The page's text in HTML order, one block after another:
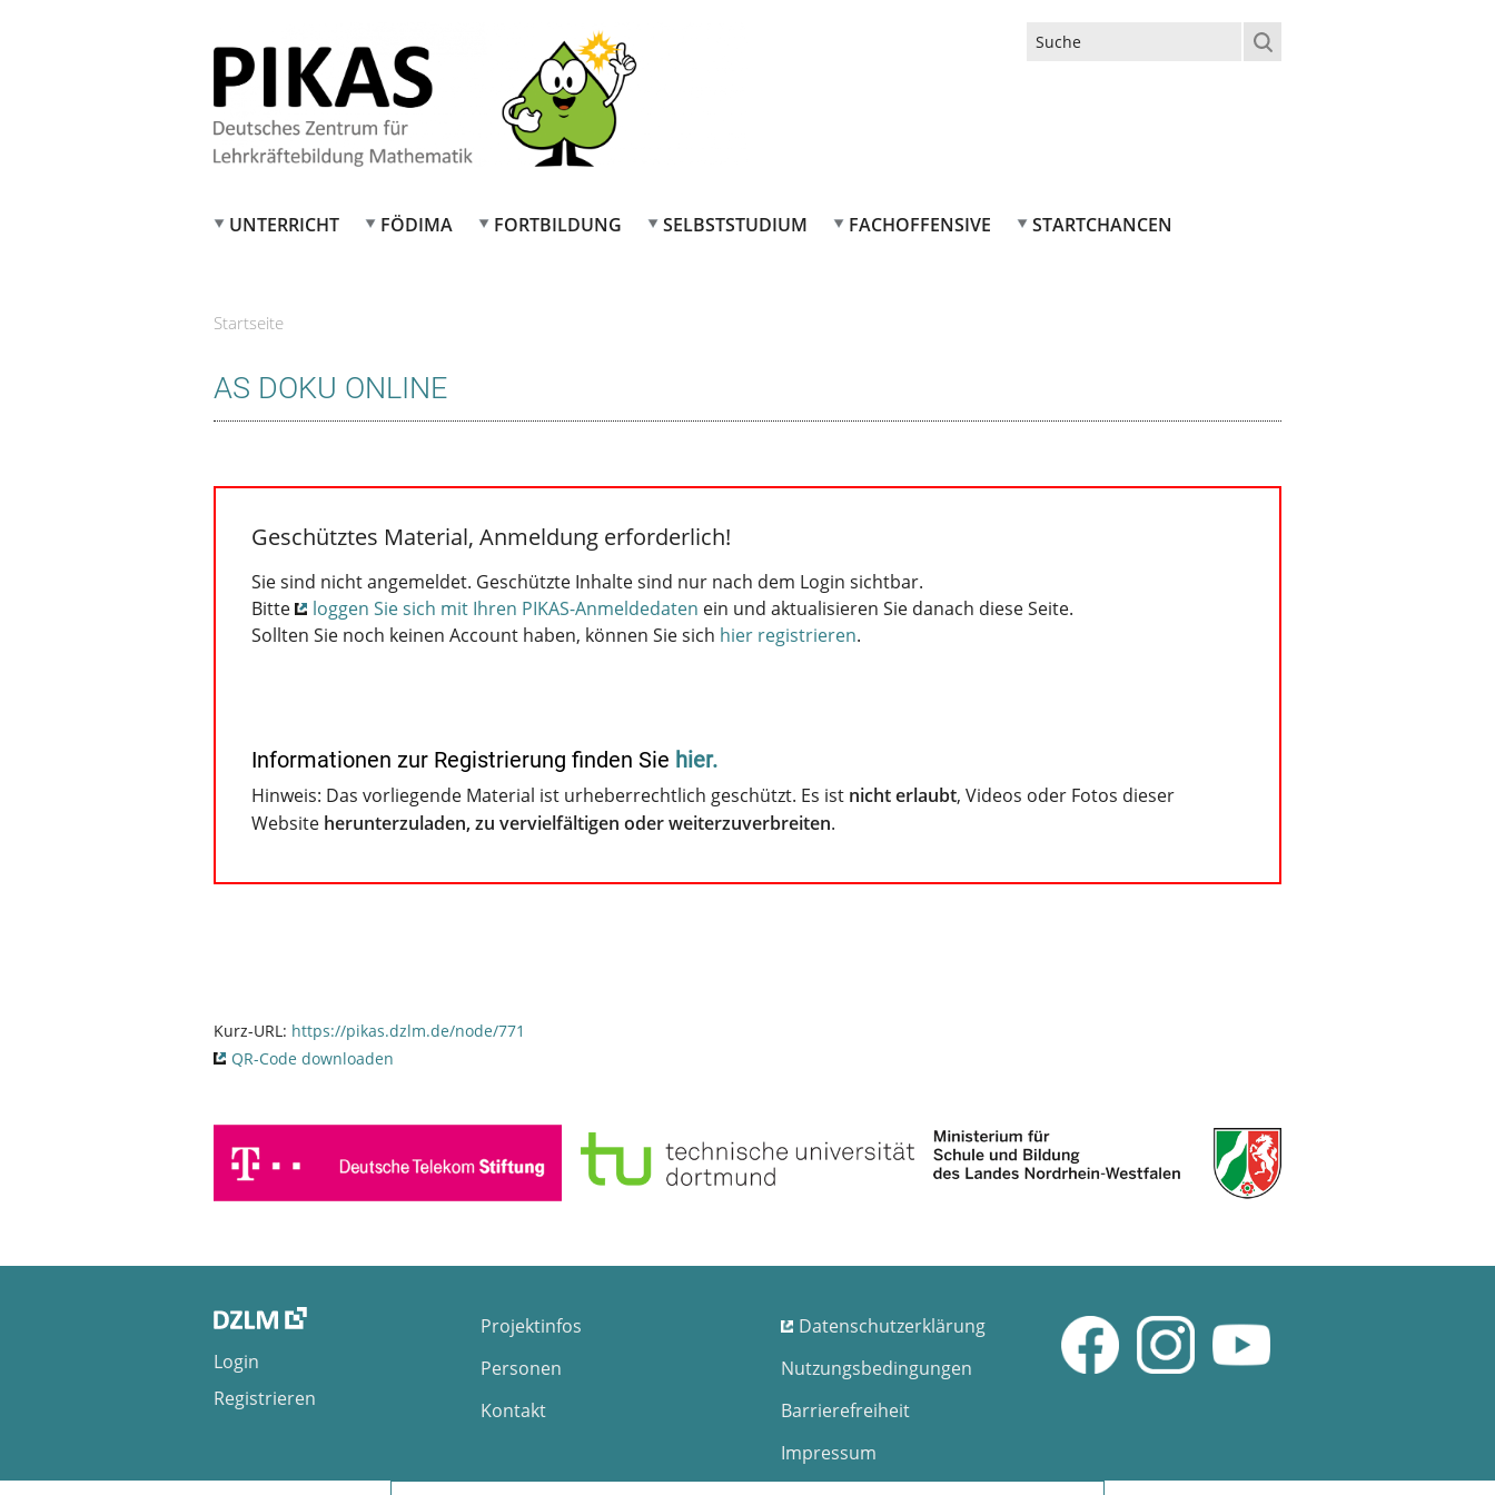
UNTERRICHT FÖDIMA FORTBILDUNG SELBSTSTUDIUM FACHOFFENSIVE STARTCHANCEN
Startseite
AS DOKU ONLINE
Sie sind nicht angemeldet. Geschützte Inhalte sind nur nach dem Login sichtbar.
Bitte
loggen Sie sich mit Ihren PIKAS-Anmeldedaten ein und aktualisieren Sie danach diese Seite.
Sollten Sie noch keinen Account haben, können Sie sich hier registrieren.
Informationen zur Registrierung finden Sie hier.
Hinweis: Das vorliegende Material ist urheberrechtlich geschützt. Es ist nicht erlaubt, Videos oder Fotos dieser
Website herunterzuladen, zu vervielfältigen oder weiterzuverbreiten.
Kurz-URL: https://pikas.dzlm.de/node/771
QR-Code downloaden
Login
Registrieren
Projektinfos
Personen
Kontakt
Datenschutzerklärung
Nutzungsbedingungen
Barrierefreiheit
Impressum